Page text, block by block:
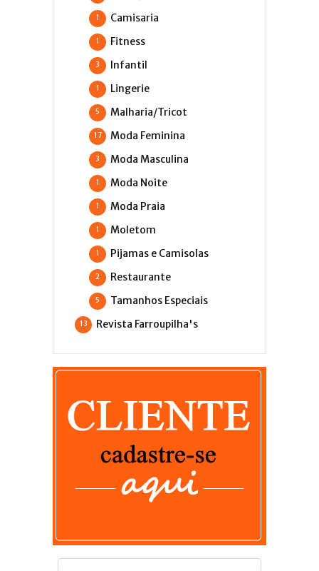
Camisaria
1
Fitness
1
Infantil
3
Lingerie
1
Malharia/Tricot
5
Moda Feminina
17
Moda Masculina
3
Moda Noite
1
Moda Praia
1
Moletom
1
Pijamas e Camisolas
1
Restaurante
2
Tamanhos Especiais
5
Revista Farroupilha's
13